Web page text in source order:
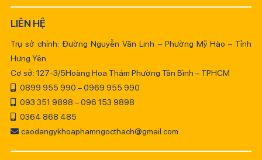
LIÊN HỆ
Trụ sở chính: Đường Nguyễn Văn Linh – Phường Mỹ Hào – Tỉnh
Hưng Yên
Cơ sở: 127-3/5Hoàng Hoa Thám Phường Tân Bình – TPHCM
0899 955 990 – 0969 955 990
093 351 9898 – 096 153 9898
0364 868 485
caodangykhoaphamngocthach@gmail.com